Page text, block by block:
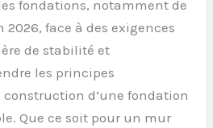
fondations, notamment de
face à des exigences
de stabilité et
les principes
d’une fondation
Que ce soit pour un mur